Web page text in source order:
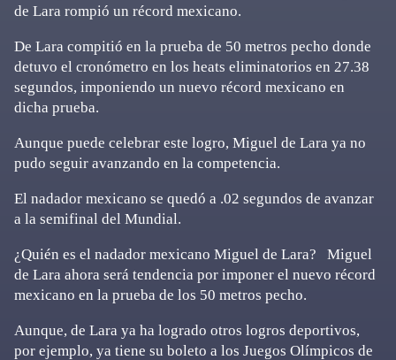
de Lara rompió un récord mexicano.
De Lara compitió en la prueba de 50 metros pecho donde
detuvo el cronómetro en los heats eliminatorios en 27.38
segundos, imponiendo un nuevo récord mexicano en
dicha prueba.
Aunque puede celebrar este logro, Miguel de Lara ya no
pudo seguir avanzando en la competencia.
El nadador mexicano se quedó a .02 segundos de avanzar
a la semifinal del Mundial.
¿Quién es el nadador mexicano Miguel de Lara? Miguel
de Lara ahora será tendencia por imponer el nuevo récord
mexicano en la prueba de los 50 metros pecho.
Aunque, de Lara ya ha logrado otros logros deportivos,
por ejemplo, ya tiene su boleto a los Juegos Olímpicos de